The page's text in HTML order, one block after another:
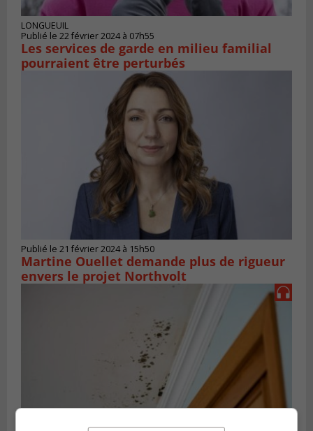
LONGUEUIL
Publié le 22 février 2024 à 07h55
Les services de garde en milieu familial
pourraient être perturbés
Publié le 21 février 2024 à 15h50
Martine Ouellet demande plus de rigueur
envers le projet Northvolt